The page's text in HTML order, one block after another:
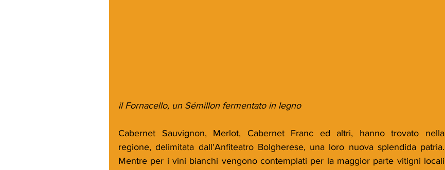
il Fornacello, un Sémillon fermentato in legno
Cabernet Sauvignon, Merlot, Cabernet Franc ed altri, hanno trovato nella
regione, delimitata dall'Anfiteatro Bolgherese, una loro nuova splendida patria.
Mentre per i vini bianchi vengono contemplati per la maggior parte vitigni locali